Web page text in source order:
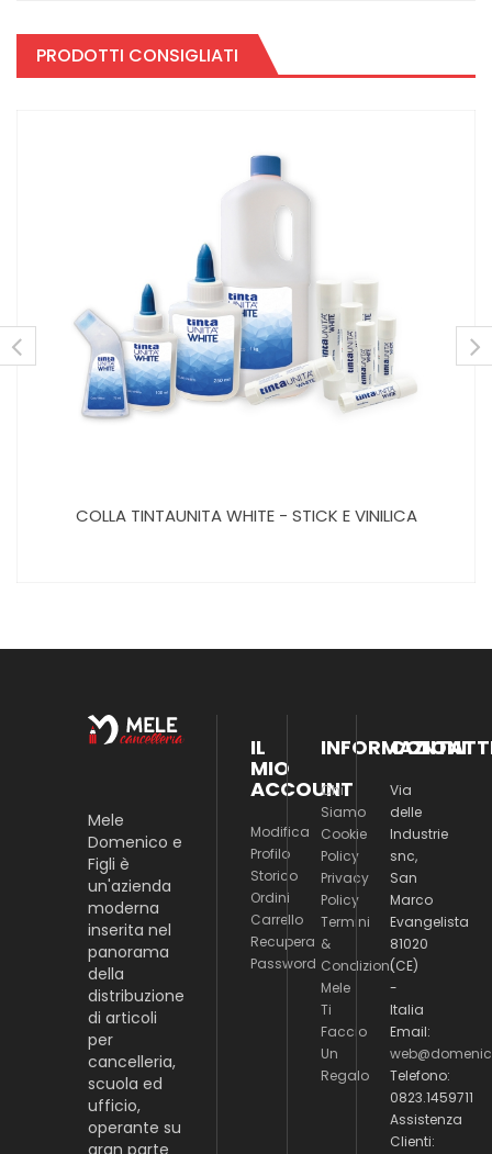
PRODOTTI CONSIGLIATI
COLLA TINTAUNITA WHITE - STICK E VINILICA
Mele
Domenico e
Figli è
un'azienda
moderna
inserita nel
panorama
della
distribuzione
di articoli
per
cancelleria,
scuola ed
ufficio,
operante su
gran parte
IL
MIO
ACCOUNT
Modifica
Profilo
Storico
Ordini
Carrello
Recupera
Password
INFORMAZIONI
Chi
Siamo
Cookie
Policy
Privacy
Policy
Termini
&
Condizioni
Mele
Ti
Faccio
Un
Regalo
Via
delle
Industrie
snc,
San
Marco
Evangelista
81020
(CE)
-
Italia
Email:
Telefono:
0823.1459711
Assistenza
Clienti: